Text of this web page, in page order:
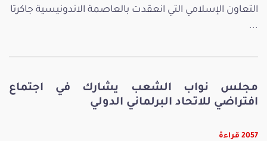
التعاون الإسلامي التي انعقدت بالعاصمة الاندونيسية جاكرتا
...
مجلس نواب الشعب يشارك في اجتماع
افتراضي للاتحاد البرلماني الدولي
2057 قراءة